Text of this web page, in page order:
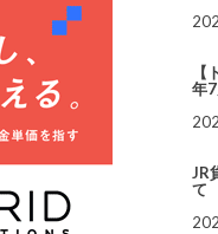
年
JR
て